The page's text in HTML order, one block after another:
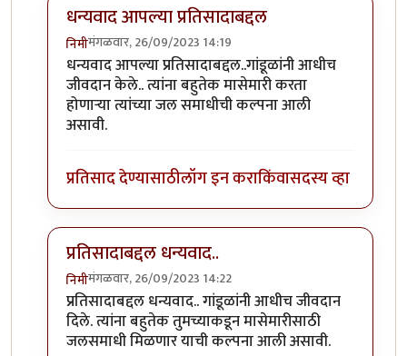
धन्यवाद आपल्या प्रतिसादाबद्दल
निमीमंगळवार, 26/09/2023 14:19
In reply toछान. खत प्रकल्प आवडला. आमच्याby
धन्यवाद आपल्या प्रतिसादाबद्दल..गांडूळांनी आधीच
जीवदान केले.. त्यांना बहुतेक मासेमारी करता
होणाऱ्या त्यांच्या जल समाधीची कल्पना आली
असावी.
प्रतिसाद देण्यासाठीलॉग इन कराकिंवासदस्य व्हा
प्रतिसादाबद्दल धन्यवाद..
निमीमंगळवार, 26/09/2023 14:22
In reply toछान. खत प्रकल्प आवडला. आमच्याby
प्रतिसादाबद्दल धन्यवाद.. गांडूळांनी आधीच जीवदान
दिले. त्यांना बहुतेक तुमच्याकडून मासेमारीसाठी
जलसमाधी मिळणार याची कल्पना आली असावी.